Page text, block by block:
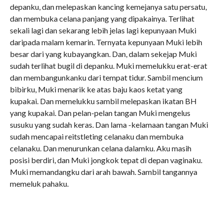
depanku, dan melepaskan kancing kemejanya satu persatu,
dan membuka celana panjang yang dipakainya. Terlihat
sekali lagi dan sekarang lebih jelas lagi kepunyaan Muki
daripada malam kemarin. Ternyata kepunyaan Muki lebih
besar dari yang kubayangkan. Dan, dalam sekejap Muki
sudah terlihat bugil di depanku. Muki memelukku erat-erat
dan membangunkanku dari tempat tidur. Sambil mencium
bibirku, Muki menarik ke atas baju kaos ketat yang
kupakai. Dan memelukku sambil melepaskan ikatan BH
yang kupakai. Dan pelan-pelan tangan Muki mengelus
susuku yang sudah keras. Dan lama -kelamaan tangan Muki
sudah mencapai reitstleting celanaku dan membuka
celanaku. Dan menurunkan celana dalamku. Aku masih
posisi berdiri, dan Muki jongkok tepat di depan vaginaku.
Muki memandangku dari arah bawah. Sambil tangannya
memeluk pahaku.